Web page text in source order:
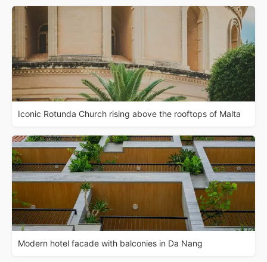
Iconic Rotunda Church rising above the rooftops of Malta
Modern hotel facade with balconies in Da Nang